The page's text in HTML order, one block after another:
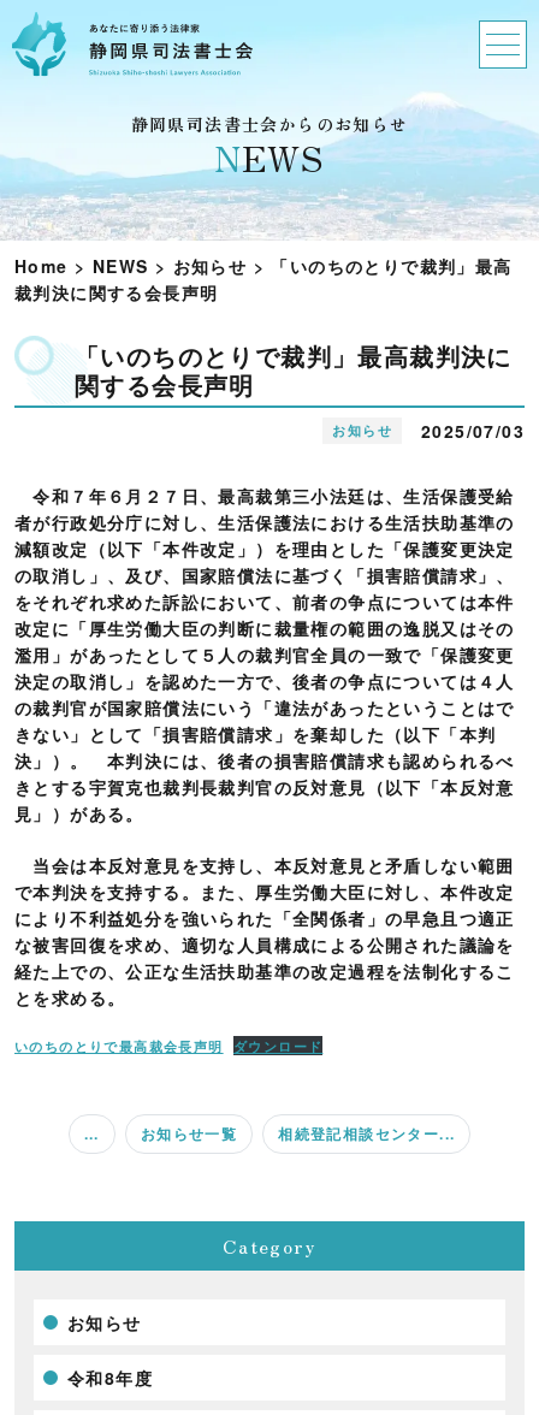
静岡県司法書士会からのお知らせ
NEWS
Home > NEWS > お知らせ >
「いのちのとりで裁判」最高
裁判決に関する会長声明
「いのちのとりで裁判」最高裁判決に
関する会長声明
お知らせ 2025/07/03
令和７年６月２７日、最高裁第三小法廷は、生活保護受給
者が行政処分庁に対し、生活保護法における生活扶助基準の
減額改定（以下「本件改定」）を理由とした「保護変更決定
の取消し」、及び、国家賠償法に基づく「損害賠償請求」、
をそれぞれ求めた訴訟において、前者の争点については本件
改定に「厚生労働大臣の判断に裁量権の範囲の逸脱又はその
濫用」があったとして５人の裁判官全員の一致で「保護変更
決定の取消し」を認めた一方で、後者の争点については４人
の裁判官が国家賠償法にいう「違法があったということはで
きない」として「損害賠償請求」を棄却した（以下「本判
決」）。 本判決には、後者の損害賠償請求も認められるべ
きとする宇賀克也裁判長裁判官の反対意見（以下「本反対意
見」）がある。
当会は本反対意見を支持し、本反対意見と矛盾しない範囲
で本判決を支持する。また、厚生労働大臣に対し、本件改定
により不利益処分を強いられた「全関係者」の早急且つ適正
な被害回復を求め、適切な人員構成による公開された議論を
経た上での、公正な生活扶助基準の改定過程を法制化するこ
とを求める。
いのちのとりで最高裁会長声明 ダウンロード
... お知らせ一覧 相続登記相談センター...
Category
お知らせ
令和8年度